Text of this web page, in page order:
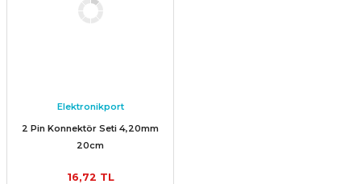
Elektronikport
2 Pin Konnektör Seti 4,20mm
20cm
16,72 TL